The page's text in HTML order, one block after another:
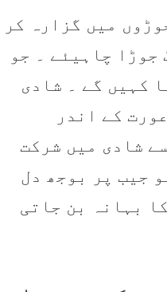
میں گزارہ کر
جوڑا چاہيئے ۔ جو
کہيں گے ۔ شادی
کے اندر
شادی میں شرکت
جيب پر بوجھ دل
بہانہ بن جاتی